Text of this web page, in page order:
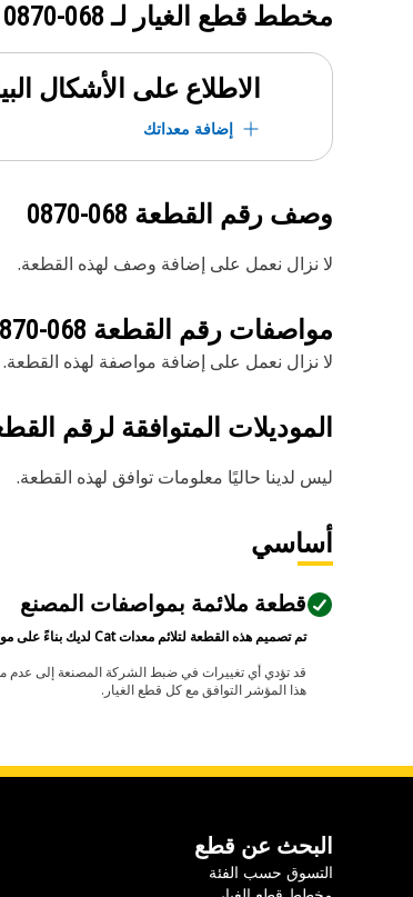
مخطط قطع الغيار لـ 068-0870
الاطلاع على الأشكال
إضافة معداتك
وصف رقم القطعة 068-0870
لا نزال نعمل على إضافة وصف لهذه القطعة.
مواصفات رقم القطعة 068-0870
لا نزال نعمل على إضافة مواصفة لهذه القطعة.
الموديلات المتوافقة لرقم
ليس لدينا حاليًا معلومات توافق لهذه القطعة.
أساسي
قطعة ملائمة بمواصفات المصنع
تم تصميم هذه القطعة لتلائم معدات Cat لديك بناءً على مواصفات الشركة المصنعة.
هذا المؤشر التوافق مع كل قطع الغيار.
البحث عن قطع
التسوق حسب الفئة